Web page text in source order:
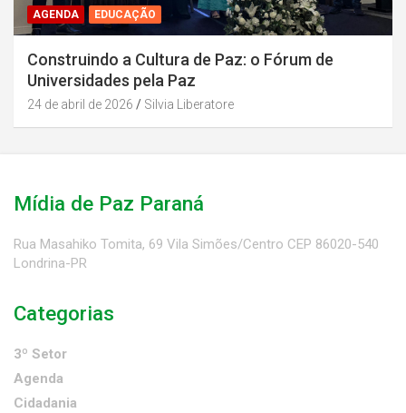
AGENDA EDUCAÇÃO
Construindo a Cultura de Paz: o Fórum de
Universidades pela Paz
24 de abril de 2026 Silvia Liberatore
Mídia de Paz Paraná
Rua Masahiko Tomita, 69 Vila Simões/Centro CEP 86020-540
Londrina-PR
Categorias
3º Setor
Agenda
Cidadania